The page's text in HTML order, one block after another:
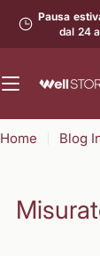
contenuto
Pausa
dal 24
Home Blog